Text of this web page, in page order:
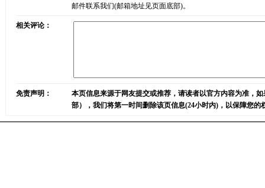
邮件联系我们(邮箱地址见页面底部)。
相关评论：
免责声明：
本页信息来源于网友提交或推荐，请读者以官方内容为准，
部），我们将第一时间删除该页信息(24小时内)，以保障您的